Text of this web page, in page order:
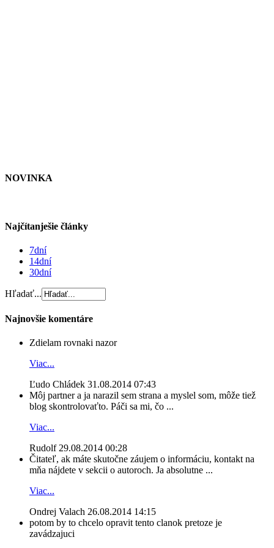
NOVINKA
Najčítanješie články
7dní
14dní
30dní
Hľadať...
Najnovšie komentáre
Zdielam rovnaki nazor
Viac...
Ľudo Chládek 31.08.2014 07:43
Môj partner a ja narazil sem strana a myslel som, môže tiež
blog skontrolovaťto. Páči sa mi, čo ...
Viac...
Rudolf 29.08.2014 00:28
Čitateľ, ak máte skutočne záujem o informáciu, kontakt na
mňa nájdete v sekcii o autoroch. Ja absolutne ...
Viac...
Ondrej Valach 26.08.2014 14:15
potom by to chcelo opravit tento clanok pretoze je
zavádzajuci